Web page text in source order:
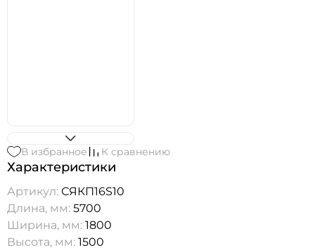
В избранное К сравнению
Характеристики
Артикул: СЯКП16S10
Длина, мм: 5700
Ширина, мм: 1800
Высота, мм: 1500